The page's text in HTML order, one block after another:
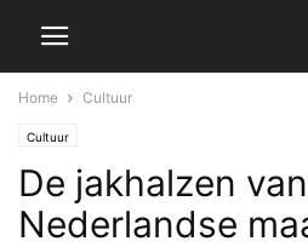
Home Cultuur
Cultuur
De jakhalzen
Nederlandse